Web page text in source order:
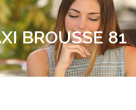
BROUSSE 81